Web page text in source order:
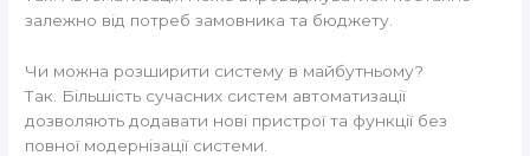
залежно від потреб замовника та бюджету.
Чи можна розширити систему в майбутньому?
Так. Більшість сучасних систем автоматизації
дозволяють додавати нові пристрої та функції без
повної модернізації системи.